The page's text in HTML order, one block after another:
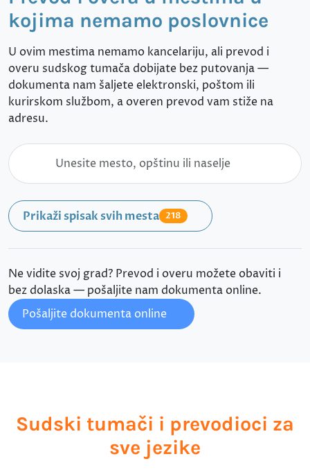
kojima nemamo poslovnice
U ovim mestima nemamo kancelariju, ali prevod i
overu sudskog tumača dobijate bez putovanja —
dokumenta nam šaljete elektronski, poštom ili
kurirskom službom, a overen prevod vam stiže na
adresu.
Prikaži spisak svih mesta 218
Ne vidite svoj grad? Prevod i overu možete obaviti i
bez dolaska — pošaljite nam dokumenta online.
Pošaljite dokumenta online
Sudski tumači i prevodioci za
sve jezike